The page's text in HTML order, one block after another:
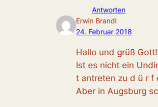
Antworten
Erwin Brandl
24. Februar 2018
Hallo und grüß Gott!
Ist es nicht ein
t antreten zu d ü r f
Aber in Augsburg